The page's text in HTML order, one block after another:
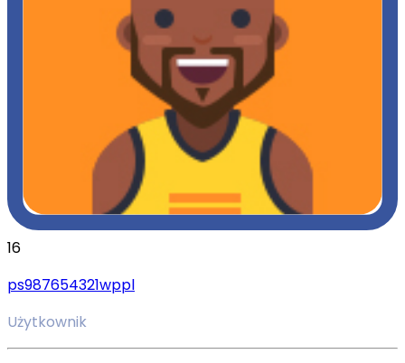
16
ps987654321wppl
Użytkownik